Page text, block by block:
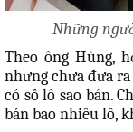
Những
Theo ông Hùng,
nhưng chưa đưa
có số lô sao bán.
bán bao nhiêu lô,